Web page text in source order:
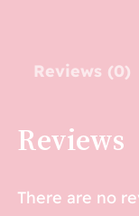
Reviews (0)
Reviews
There are no